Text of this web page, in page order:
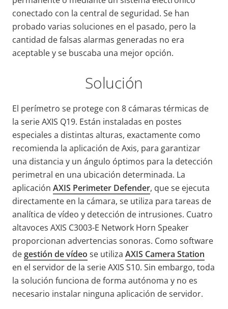
conectado con la central de seguridad. Se han
probado varias soluciones en el pasado, pero la
cantidad de falsas alarmas generadas no era
aceptable y se buscaba una mejor opción.
Solución
El perímetro se protege con 8 cámaras térmicas de
la serie AXIS Q19. Están instaladas en postes
especiales a distintas alturas, exactamente como
recomienda la aplicación de Axis, para garantizar
una distancia y un ángulo óptimos para la detección
perimetral en una ubicación determinada. La
aplicación AXIS Perimeter Defender, que se ejecuta
directamente en la cámara, se utiliza para tareas de
analítica de vídeo y detección de intrusiones. Cuatro
altavoces AXIS C3003-E Network Horn Speaker
proporcionan advertencias sonoras. Como software
degestión de vídeo se utiliza AXIS Camera Station
en el servidor de la serie AXIS S10. Sin embargo, toda
la solución funciona de forma autónoma y no es
necesario instalar ninguna aplicación de servidor.